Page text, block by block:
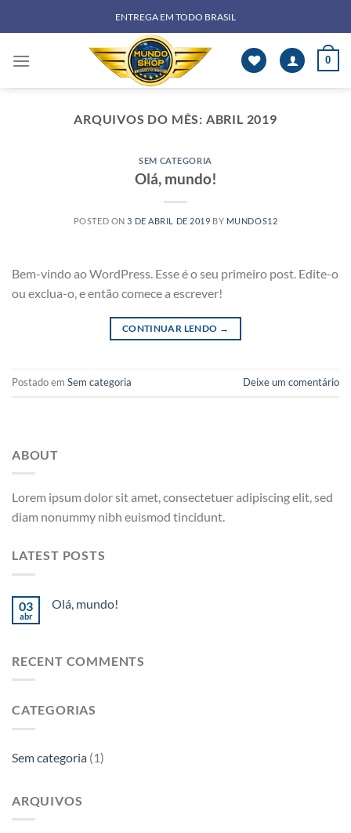
to
ENTREGA EM TODO BRASIL
0
ARQUIVOS DO MÊS: ABRIL 2019
SEM CATEGORIA
Olá, mundo!
POSTED ON 3 DE ABRIL DE 2019 BY MUNDOS12
Bem-vindo ao WordPress. Esse é o seu primeiro post. Edite-o
ou exclua-o, e então comece a escrever!
CONTINUAR LENDO →
Postado em Sem categoria Deixe um comentário
ABOUT
Lorem ipsum dolor sit amet, consectetuer adipiscing elit, sed
diam nonummy nibh euismod tincidunt.
LATEST POSTS
03
abr
Olá, mundo!
RECENT COMMENTS
CATEGORIAS
Sem categoria (1)
ARQUIVOS